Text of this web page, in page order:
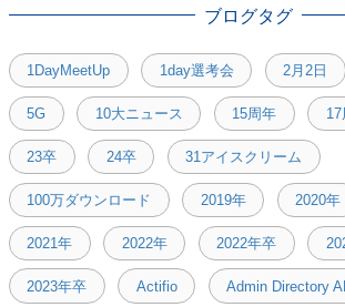
ブログタグ
1DayMeetUp 1day選考会 2月2日
5G 10大ニュース 15周年
23卒 24卒 31アイスクリーム
100万ダウンロード 2019年 2020年
2021年 2022年 2022年卒
2023年卒 Actifio Admin Directory